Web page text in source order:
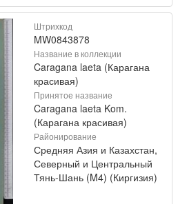
Штрихкод
MW0843878
Название в коллекции
Caragana laeta (Карагана
красивая)
Принятое название
Caragana laeta Kom.
(Карагана красивая)
Районирование
Средняя Азия и Казахстан,
Северный и Центральный
Тянь-Шань (M4) (Киргизия)